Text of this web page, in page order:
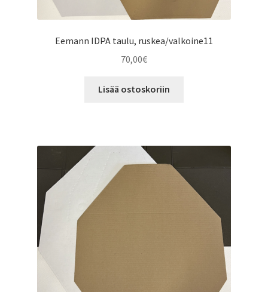
Eemann IDPA taulu, ruskea/valkoine11
70,00€
Lisää ostoskoriin